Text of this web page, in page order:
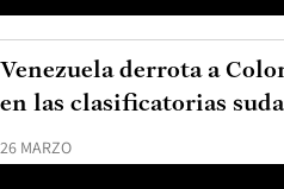
26 MARZO
Venezuela derrota a
en las clasificatorias